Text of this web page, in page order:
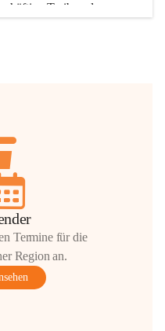
Treiben der
Termine für die
Region an.